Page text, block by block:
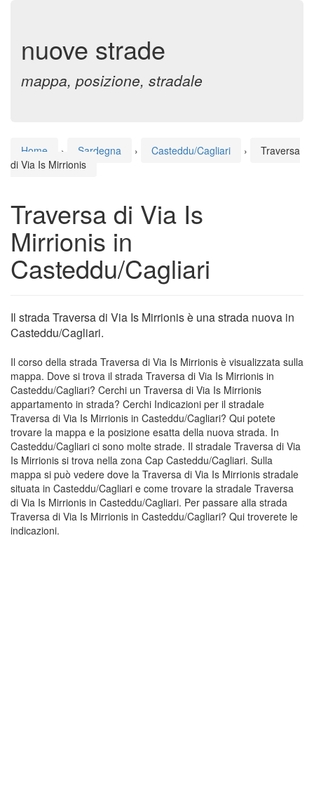
nuove strade
mappa, posizione, stradale
Home › Sardegna › Casteddu/Cagliari ›
Traversa
di Via Is Mirrionis
Traversa di Via Is
Mirrionis in
Casteddu/Cagliari
Il strada Traversa di Via Is Mirrionis è una strada nuova in
Casteddu/Cagliari.
Il corso della strada Traversa di Via Is Mirrionis è visualizzata sulla
mappa. Dove si trova il strada Traversa di Via Is Mirrionis in
Casteddu/Cagliari? Cerchi un Traversa di Via Is Mirrionis
appartamento in strada? Cerchi Indicazioni per il stradale
Traversa di Via Is Mirrionis in Casteddu/Cagliari? Qui potete
trovare la mappa e la posizione esatta della nuova strada. In
Casteddu/Cagliari ci sono molte strade. Il stradale Traversa di Via
Is Mirrionis si trova nella zona Cap Casteddu/Cagliari. Sulla
mappa si può vedere dove la Traversa di Via Is Mirrionis stradale
situata in Casteddu/Cagliari e come trovare la stradale Traversa
di Via Is Mirrionis in Casteddu/Cagliari. Per passare alla strada
Traversa di Via Is Mirrionis in Casteddu/Cagliari? Qui troverete le
indicazioni.